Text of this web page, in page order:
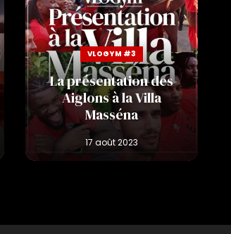
VLOGYM #3
La présentation des
Aiglons à la Villa
Masséna